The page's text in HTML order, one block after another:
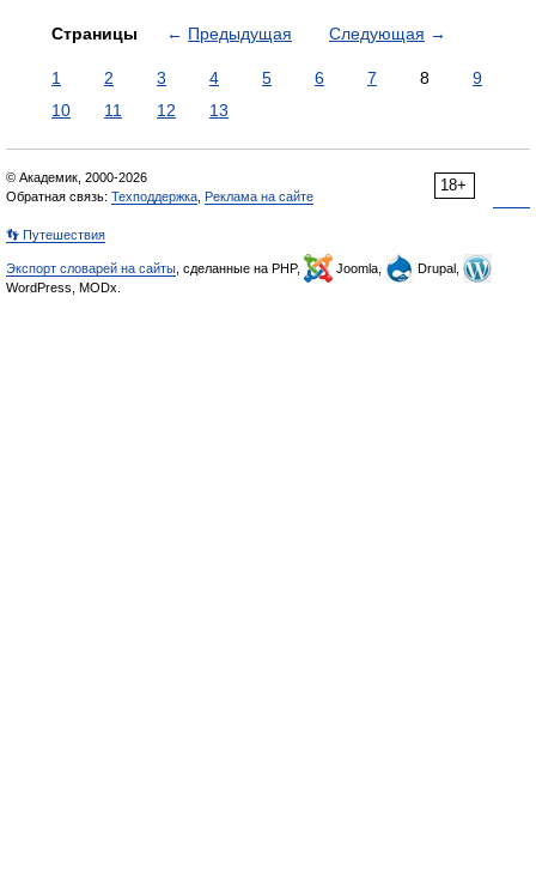
Страницы ← Предыдущая Следующая →
1 2 3 4 5 6 7 8
9
10
11 12 13
18+
© Академик, 2000-2026
Обратная связь: Техподдержка Реклама на сайте
👣 Путешествия
Экспорт словарей на сайты , сделанные на PHP, Joomla,
Drupal,
WordPress, MODx.